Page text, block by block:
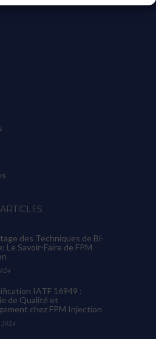
des Techniques de Bi-
Le Savoir-Faire de FPM
IATF 16949 :
de Qualité et
chez FPM Injection